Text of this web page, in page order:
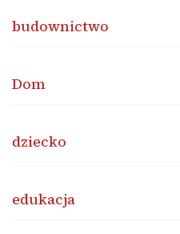
budownictwo
Dom
dziecko
edukacja